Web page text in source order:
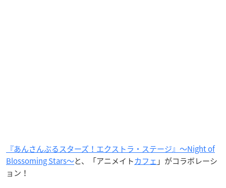
『あんさんぶるスターズ！エクストラ・ステージ』～Night of
Blossoming Stars～と、「アニメイトカフェ 」がコラボレーシ
ョン！